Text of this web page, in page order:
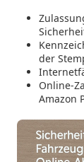
der
Online-
Amazon